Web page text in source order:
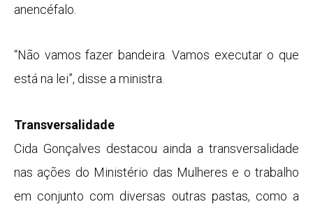
anencéfalo.
“Não vamos fazer bandeira. Vamos executar o que
está na lei”, disse a ministra.
Transversalidade
Cida Gonçalves destacou ainda a transversalidade
nas ações do Ministério das Mulheres e o trabalho
em conjunto com diversas outras pastas, como a